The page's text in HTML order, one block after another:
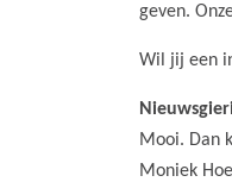
geven.
Wil jij een
Mooi. Dan
Moniek